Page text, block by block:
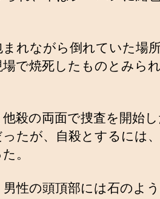
まれながら倒れていた場
場で焼死したものとみら
他殺の両面で捜査を開始
ったが、自殺とするには
。
男性の頭頂部には石のよ